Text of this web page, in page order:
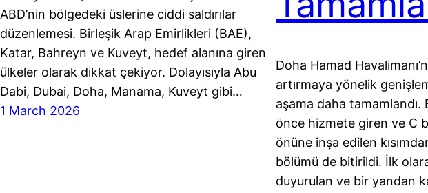
ABD’nin bölgedeki üslerine ciddi saldırılar
düzenlemesi. Birleşik Arap Emirlikleri (BAE),
Katar, Bahreyn ve Kuveyt, hedef alanına giren
ülkeler olarak dikkat çekiyor. Dolayısıyla Abu
Dabi, Dubai, Doha, Manama, Kuveyt gibi…
1 March 2026
Doha Hamad
artırmaya yönelik
aşama daha tamamlandı.
önce hizmete giren ve C
önüne inşa edilen
bölümü de bitirildi. İlk
duyurulan ve bir yandan